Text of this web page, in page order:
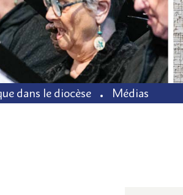
dans le diocèse Médias